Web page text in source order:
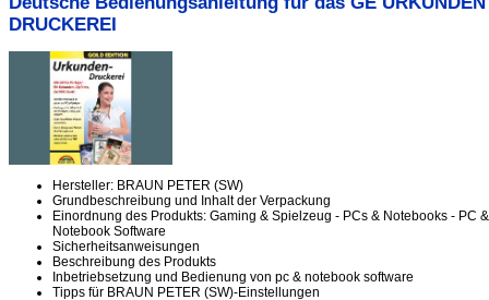
DRUCKEREI
Hersteller: BRAUN PETER (SW)
Grundbeschreibung und Inhalt der Verpackung
Einordnung des Produkts: Gaming & Spielzeug - PCs & Notebooks - PC &
Notebook Software
Sicherheitsanweisungen
Beschreibung des Produkts
Inbetriebsetzung und Bedienung von pc & notebook software
Tipps für BRAUN PETER (SW)-Einstellungen